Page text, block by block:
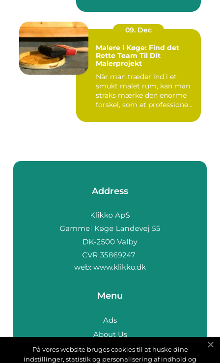
09. Dec
Malere i Køge: Find det
Rette Team Til Dit
Malerprojekt
Når man træder ind i et
smukt malet rum, kan man
straks mærke den enorme
forskel, som et professione...
Address
web: www.klikko.dk
Menu
Ads
About Us
Cookies
På vores website bruges cookies til at huske dine
indstillinger, statistik og personalisering af indhold og